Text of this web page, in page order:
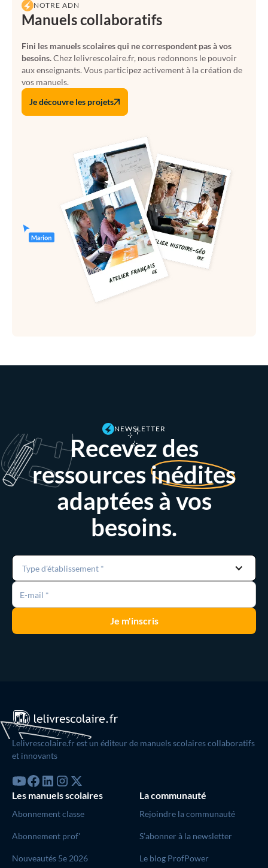
NOTRE ADN
Manuels collaboratifs
Fini les manuels scolaires qui ne correspondent pas à vos
besoins.Chez lelivrescolaire.fr, nous redonnons le pouvoir
aux enseignants. Vous participez activement à la création de
vos manuels.
Je découvre les projets
NEWSLETTER
Recevez des
ressourcesinédites
adaptées à vos
besoins.
Type d'établissement *
Lelivrescolaire.fr est un éditeur de manuels scolaires collaboratifs
et innovants
Les manuels scolaires
Abonnement classe
Abonnement prof'
Nouveautés 5e 2026
La communauté
Rejoindre la communauté
S’abonner à la newsletter
Le blog ProfPower